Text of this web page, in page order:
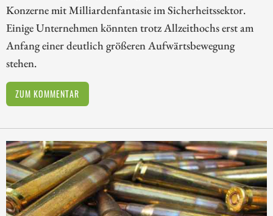
Konzerne mit Milliardenfantasie im Sicherheitssektor.
Einige Unternehmen könnten trotz Allzeithochs erst am
Anfang einer deutlich größeren Aufwärtsbewegung
stehen.
ZUM KOMMENTAR